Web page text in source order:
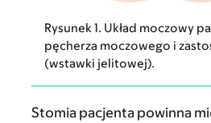
Rysunek 1. Układ moczowy
pęcherza moczowego i
(wstawki jelitowej).
Stomia pacjenta powinna